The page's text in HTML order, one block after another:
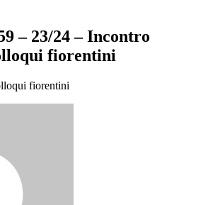
– 23/24 – Incontro
fiorentini
fiorentini